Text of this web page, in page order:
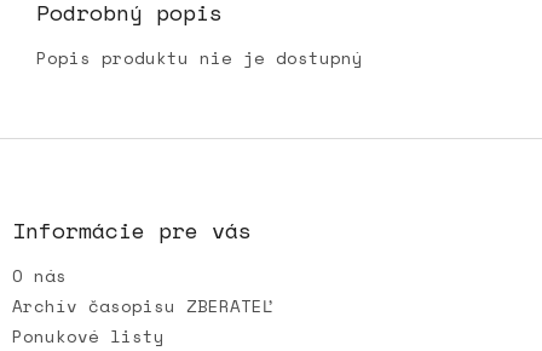
Podrobný popis
Popis produktu nie je dostupný
Z
i
e
Informácie pre vás
O nás
Archív časopisu ZBERATEĽ
Ponukové listy